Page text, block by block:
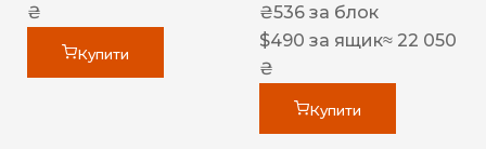
₴
Купити
₴536 за блок
$490 за ящик≈ 22 050
₴
Купити